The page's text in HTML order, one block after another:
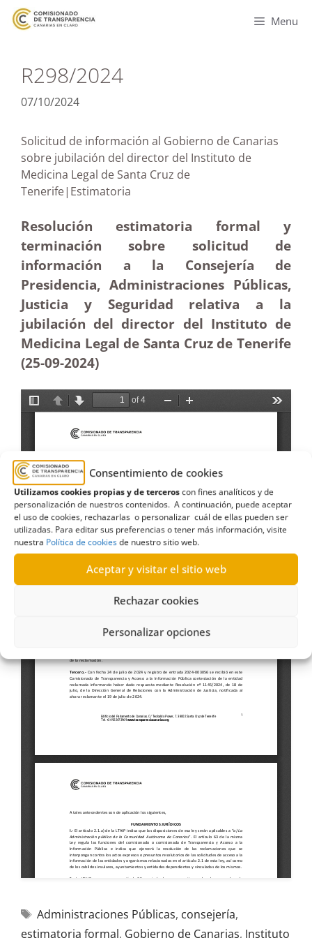
Consentimiento de cookies
Utilizamos cookies propias y de terceroscon fines analíticos y de
personalización de nuestros contenidos. A continuación, puede aceptar
el uso de cookies, rechazarlas o personalizar cuál de ellas pueden ser
utilizadas. Para editar sus preferencias o tener más información, visite
nuestra Política de cookiesde nuestro sitio web.
Aceptar y visitar el sitio web
Rechazar cookies
Personalizar opciones
Menu
R298/2024
07/10/2024
Solicitud de información al Gobierno de Canarias
sobre jubilación del director del Instituto de
Medicina Legal de Santa Cruz de
Tenerife|Estimatoria
Resolución estimatoria formal y
terminación sobre solicitud de
información a la Consejería de
Presidencia, Administraciones Públicas,
Justicia y Seguridad relativa a la
jubilación del director del Instituto de
Medicina Legal de Santa Cruz de Tenerife
(25-09-2024)
Administraciones Públicas, consejería,
estimatoria formal, Gobierno de Canarias, Instituto